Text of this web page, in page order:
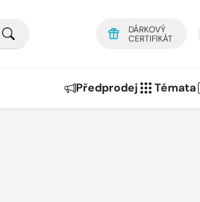
DÁRKOVÝ
CERTIFIKÁT
Předprodej Témata